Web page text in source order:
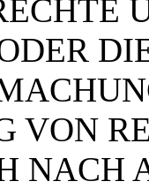
VON
NACH